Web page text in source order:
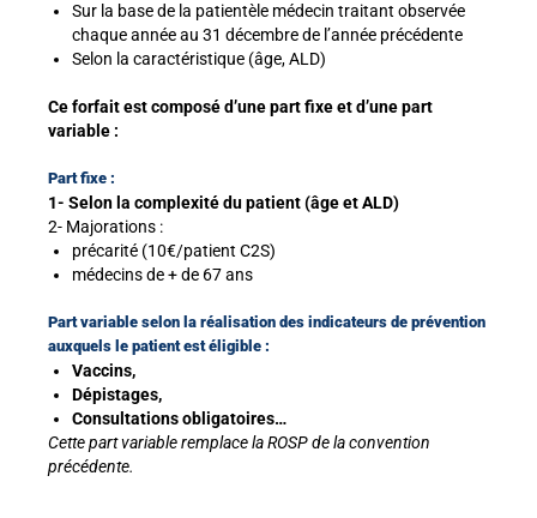
Sur la base de la patientèle médecin traitant observée
chaque année au 31 décembre de l’année précédente
Selon la caractéristique (âge, ALD)
Ce forfait est composé d’une part fixe et d’une part
variable :
Part fixe :
1- Selon la complexité du patient (âge et ALD)
2- Majorations :
précarité (10€/patient C2S)
médecins de + de 67 ans
Part variable selon la réalisation des indicateurs de prévention
auxquels le patient est éligible :
Vaccins,
Dépistages,
Consultations obligatoires…
Cette part variable remplace la ROSP de la convention
précédente.